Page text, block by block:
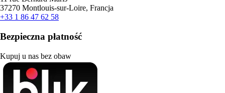
37270 Montlouis-sur-Loire, Francja
+33 1 86 47 62 58
Bezpieczna płatność
Kupuj u nas bez obaw